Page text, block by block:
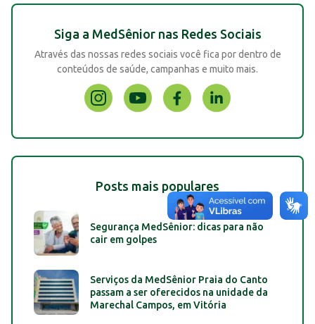
Siga a MedSênior nas Redes Sociais
Através das nossas redes sociais você fica por dentro de
conteúdos de saúde, campanhas e muito mais.
Posts mais populares
Segurança MedSênior: dicas para não
cair em golpes
Serviços da MedSênior Praia do Canto
passam a ser oferecidos na unidade da
Marechal Campos, em Vitória